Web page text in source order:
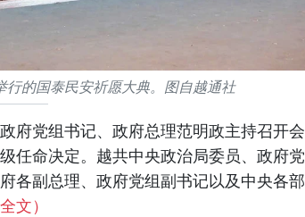
行的国泰民安祈愿大典。图自越通社
府党组书记、政府总理范明政主持召开会
任命决定。越共中央政治局委员、政府党
各副总理、政府党组副书记以及中央各部
文）